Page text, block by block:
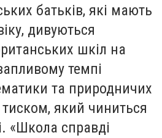
батьків, які мають
дивуються
шкіл на
темпі
та природничих
який чиниться
«Школа справді